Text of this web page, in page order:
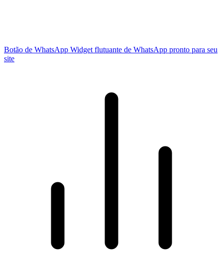
Botão de WhatsApp Widget flutuante de WhatsApp pronto para seu
site